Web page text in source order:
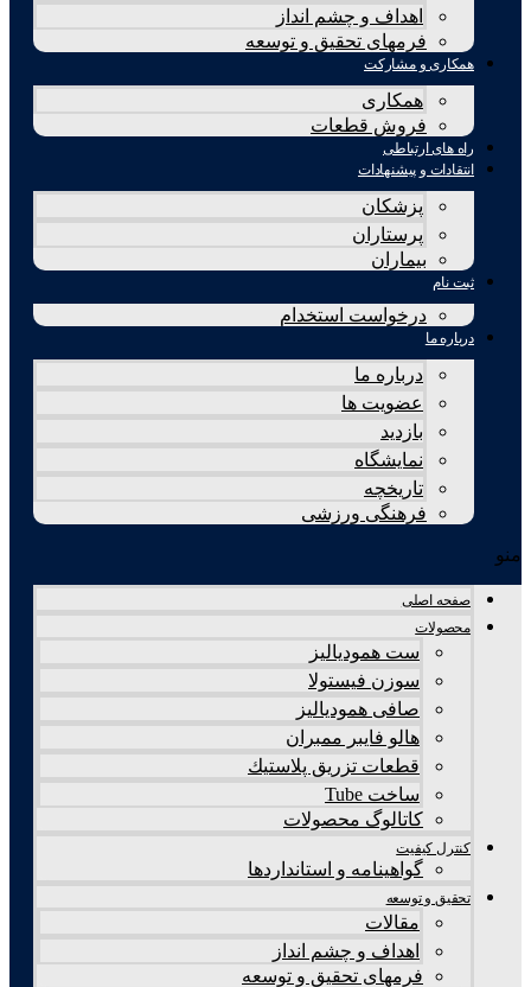
اهداف و چشم انداز
فرمهای تحقیق و توسعه
همکاری و مشارکت
همکاری
فروش قطعات
راه های ارتباطی
انتقادات و پيشنهادات
پزشكان
پرستاران
بيماران
ثبت نام
درخواست استخدام
درباره ما
درباره ما
عضویت ها
بازدید
نمایشگاه
تاريخچه
فرهنگی ورزشی
صفحه اصلی
محصولات
ست همودیالیز
سوزن فیستولا
صافی همودیالیز
هالو فایبر ممبران
قطعات تزريق پلاستيك
ساخت Tube
کاتالوگ محصولات
کنترل کیفیت
گواهينامه و استانداردها
تحقيق و توسعه
مقالات
اهداف و چشم انداز
فرمهای تحقیق و توسعه